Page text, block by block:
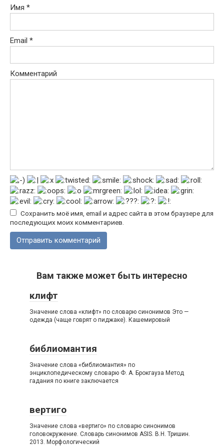
Имя *
Email *
Комментарий
Сохранить моё имя, email и адрес сайта в этом браузере для
последующих моих комментариев.
Вам также может быть интересно
клифт
Значение слова «клифт» по словарю синонимов Это —
одежда (чаще говрят о пиджаке). Кашемировый
библиомантия
Значение слова «библиомантия» по
энциклопедическому словарю Ф. А. Брокгауза Метод
гадания по книге заключается
вертиго
Значение слова «вертиго» по словарю синонимов
головокружение. Словарь синонимов ASIS. В.Н. Тришин.
2013. Морфологический